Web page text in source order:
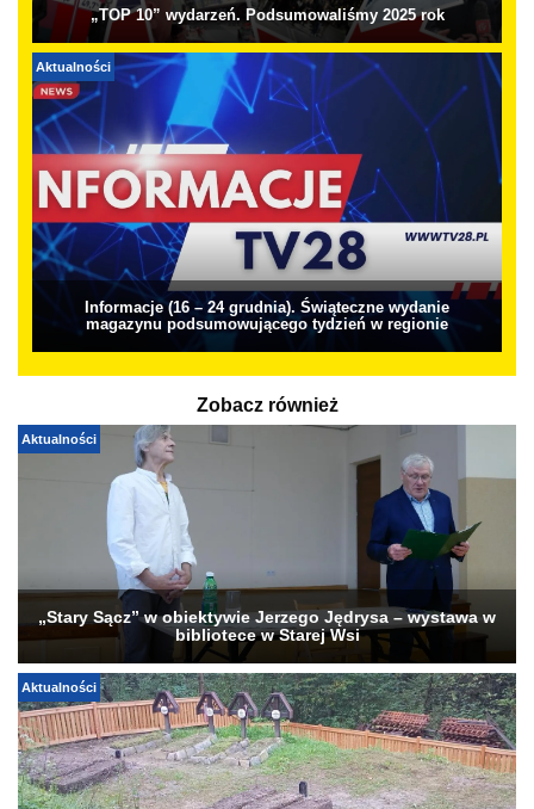
„TOP 10” wydarzeń. Podsumowaliśmy 2025 rok
Aktualności
Informacje (16 – 24 grudnia). Świąteczne wydanie
magazynu podsumowującego tydzień w regionie
Zobacz również
Aktualności
„Stary Sącz” w obiektywie Jerzego Jędrysa – wystawa w
bibliotece w Starej Wsi
Aktualności